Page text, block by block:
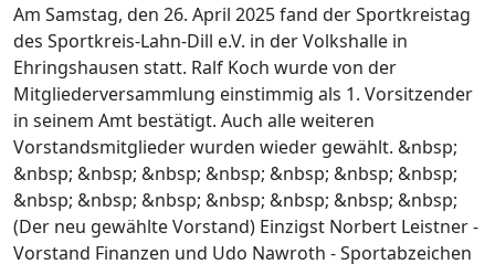
Am Samstag, den 26. April 2025 fand der Sportkreistag
des Sportkreis-Lahn-Dill e.V. in der Volkshalle in
Ehringshausen statt. Ralf Koch wurde von der
Mitgliederversammlung einstimmig als 1. Vorsitzender
in seinem Amt bestätigt. Auch alle weiteren
Vorstandsmitglieder wurden wieder gewählt. &nbsp;
&nbsp; &nbsp; &nbsp; &nbsp; &nbsp; &nbsp; &nbsp;
&nbsp; &nbsp; &nbsp; &nbsp; &nbsp; &nbsp; &nbsp;
(Der neu gewählte Vorstand) Einzigst Norbert Leistner -
Vorstand Finanzen und Udo Nawroth - Sportabzeichen